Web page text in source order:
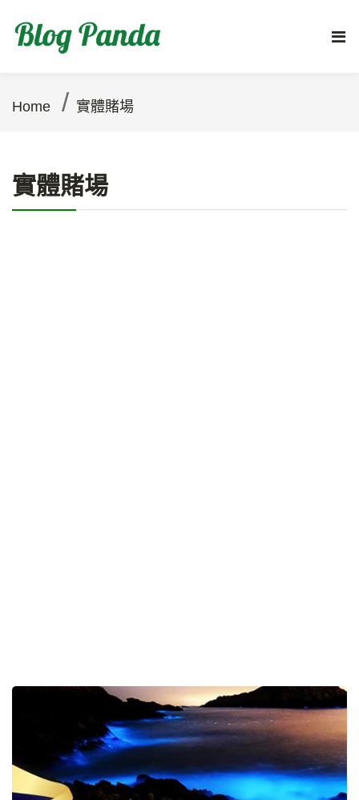
Home / 實體賭場
實體賭場